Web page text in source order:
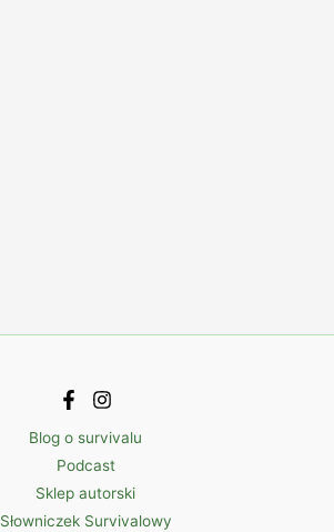
Blog o survivalu
Podcast
Sklep autorski
Słowniczek Survivalowy